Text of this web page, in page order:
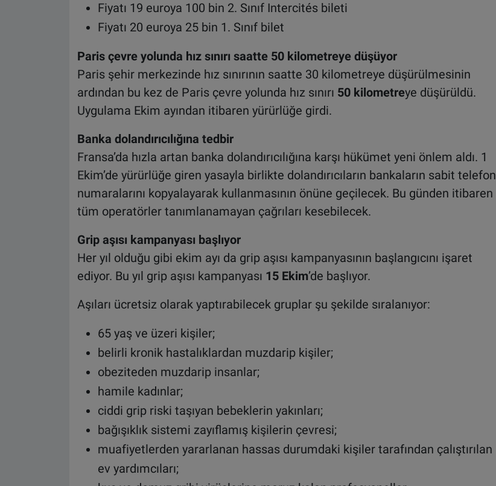
Fiyatı 19 euroya 100 bin 2. Sınıf Intercités bileti
Fiyatı 20 euroya 25 bin 1. Sınıf bilet
Paris çevre yolunda hız sınırı saatte 50 kilometreye düşüyor
Paris şehir merkezinde hız sınırının saatte 30 kilometreye düşürülmesinin
ardından bu kez de Paris çevre yolunda hız sınırı 50 kilometreye düşürüldü.
Uygulama Ekim ayından itibaren yürürlüğe girdi.
Banka dolandırıcılığına tedbir
Fransa’da hızla artan banka dolandırıcılığına karşı hükümet yeni önlem aldı. 1
Ekim’de yürürlüğe giren yasayla birlikte dolandırıcıların bankaların sabit telefon
numaralarını kopyalayarak kullanmasının önüne geçilecek. Bu günden itibaren
tüm operatörler tanımlanamayan çağrıları kesebilecek.
Grip aşısı kampanyası başlıyor
Her yıl olduğu gibi ekim ayı da grip aşısı kampanyasının başlangıcını işaret
ediyor. Bu yıl grip aşısı kampanyası 15 Ekim’de başlıyor.
Aşıları ücretsiz olarak yaptırabilecek gruplar şu şekilde sıralanıyor:
65 yaş ve üzeri kişiler;
belirli kronik hastalıklardan muzdarip kişiler;
obeziteden muzdarip insanlar;
hamile kadınlar;
ciddi grip riski taşıyan bebeklerin yakınları;
bağışıklık sistemi zayıflamış kişilerin çevresi;
muafiyetlerden yararlanan hassas durumdaki kişiler tarafından çalıştırılan
ev yardımcıları;